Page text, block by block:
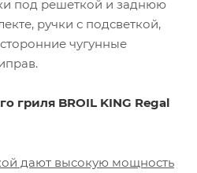
под решеткой и заднюю
ручки с подсветкой,
чугунные
гриля BROIL KING Regal
дают высокую мощность